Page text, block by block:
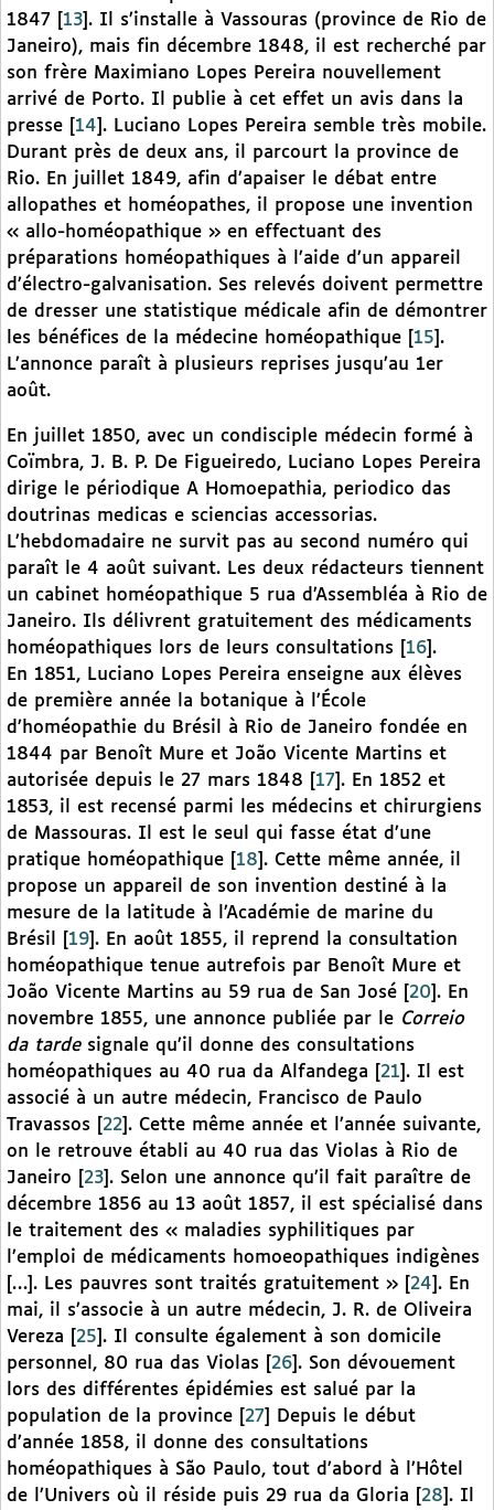
1847
13 . Il s’installe à Vassouras (province de Rio de
Janeiro), mais fin décembre 1848, il est recherché par
son frère Maximiano Lopes Pereira nouvellement
arrivé de Porto. Il publie à cet effet un avis dans la
presse
14 . Luciano Lopes Pereira semble très mobile.
Durant près de deux ans, il parcourt la province de
Rio. En juillet 1849, afin d’apaiser le débat entre
allopathes et homéopathes, il propose une invention
« allo-homéopathique » en effectuant des
préparations homéopathiques à l’aide d’un appareil
d’électro-galvanisation. Ses relevés doivent permettre
de dresser une statistique médicale afin de démontrer
les bénéfices de la médecine homéopathique
15 .
L’annonce paraît à plusieurs reprises jusqu’au 1er
août.
En juillet 1850, avec un condisciple médecin formé à
Coïmbra, J. B. P. De Figueiredo, Luciano Lopes Pereira
dirige le périodique A Homoepathia, periodico das
doutrinas medicas e sciencias accessorias.
L’hebdomadaire ne survit pas au second numéro qui
paraît le 4 août suivant. Les deux rédacteurs tiennent
un cabinet homéopathique 5 rua d’Assembléa à Rio de
Janeiro. Ils délivrent gratuitement des médicaments
homéopathiques lors de leurs consultations
16 .
En 1851, Luciano Lopes Pereira enseigne aux élèves
de première année la botanique à l’École
d’homéopathie du Brésil à Rio de Janeiro fondée en
1844 par Benoît Mure et João Vicente Martins et
autorisée depuis le 27 mars 1848
17 . En 1852 et
1853, il est recensé parmi les médecins et chirurgiens
de Massouras. Il est le seul qui fasse état d’une
pratique homéopathique
18 . Cette même année, il
propose un appareil de son invention destiné à la
mesure de la latitude à l’Académie de marine du
Brésil
19 . En août 1855, il reprend la consultation
homéopathique tenue autrefois par Benoît Mure et
João Vicente Martins au 59 rua de San José
20 . En
novembre 1855, une annonce publiée par le Correio
da tardesignale qu’il donne des consultations
homéopathiques au 40 rua da Alfandega
21 . Il est
associé à un autre médecin, Francisco de Paulo
Travassos
22 . Cette même année et l’année suivante,
on le retrouve établi au 40 rua das Violas à Rio de
Janeiro
23 . Selon une annonce qu’il fait paraître de
décembre 1856 au 13 août 1857, il est spécialisé dans
le traitement des « maladies syphilitiques par
l’emploi de médicaments homoeopathiques indigènes
[…]. Les pauvres sont traités gratuitement »
24 . En
mai, il s’associe à un autre médecin, J. R. de Oliveira
Vereza
25 . Il consulte également à son domicile
personnel, 80 rua das Violas
26 . Son dévouement
lors des différentes épidémies est salué par la
population de la province
27
Depuis le début
d’année 1858, il donne des consultations
homéopathiques à São Paulo, tout d’abord à l’Hôtel
de l’Univers où il réside puis 29 rua da Gloria
28 . Il